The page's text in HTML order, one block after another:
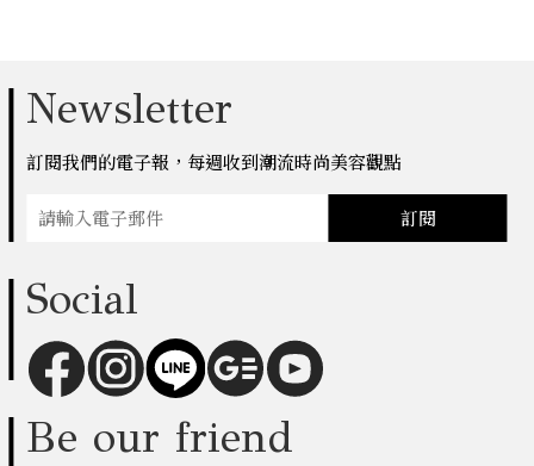
Newsletter
訂閱我們的電子報，每週收到潮流時尚美容觀點
訂閱
Social
Be our friend